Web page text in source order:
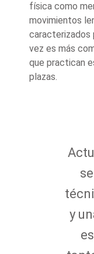
física como
movimientos
caracterizados
vez es más
que practican
plazas.
y